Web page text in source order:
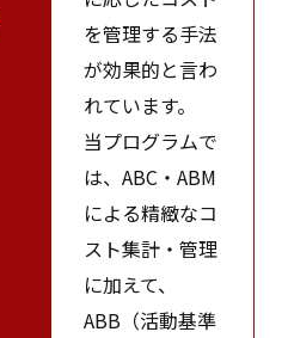
を管理する手法
が効果的と言わ
れています。
当プログラムで
は、ABC・ABM
による精緻なコ
スト集計・管理
に加えて、
ABB（活動基準